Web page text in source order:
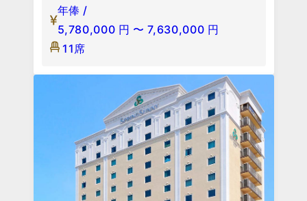
年俸 /
5,780,000 円 〜 7,630,000 円
11席